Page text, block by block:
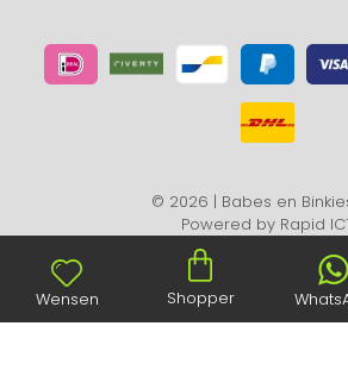
© 2026 | Babes en
Powered by Rapid
Wensen Shopper